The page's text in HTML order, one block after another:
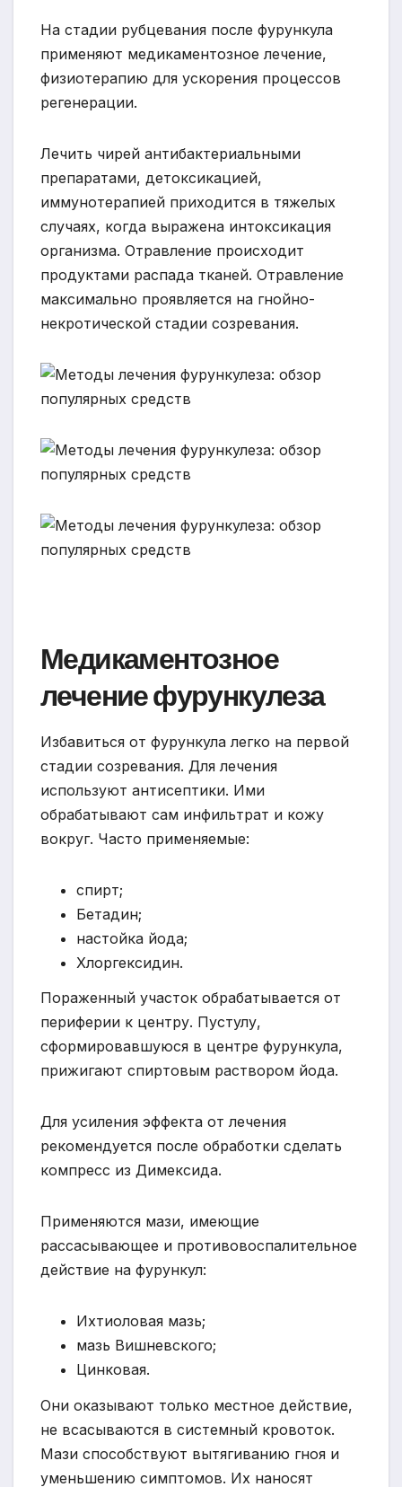
На стадии рубцевания после фурункула
применяют медикаментозное лечение,
физиотерапию для ускорения процессов
регенерации.
Лечить чирей антибактериальными
препаратами, детоксикацией,
иммунотерапией приходится в тяжелых
случаях, когда выражена интоксикация
организма. Отравление происходит
продуктами распада тканей. Отравление
максимально проявляется на гнойно-
некротической стадии созревания.
Медикаментозное
лечение фурункулеза
Избавиться от фурункула легко на первой
стадии созревания. Для лечения
используют антисептики. Ими
обрабатывают сам инфильтрат и кожу
вокруг. Часто применяемые:
спирт;
Бетадин;
настойка йода;
Хлоргексидин.
Пораженный участок обрабатывается от
периферии к центру. Пустулу,
сформировавшуюся в центре фурункула,
прижигают спиртовым раствором йода.
Для усиления эффекта от лечения
рекомендуется после обработки сделать
компресс из Димексида.
Применяются мази, имеющие
рассасывающее и противовоспалительное
действие на фурункул:
Ихтиоловая мазь;
мазь Вишневского;
Цинковая.
Они оказывают только местное действие,
не всасываются в системный кровоток.
Мази способствуют вытягиванию гноя и
уменьшению симптомов. Их наносят